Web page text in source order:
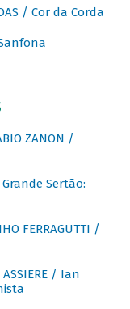
/ Cor da Corda
ZANON /
Grande Sertão:
FERRAGUTTI /
ASSIERE / Ian